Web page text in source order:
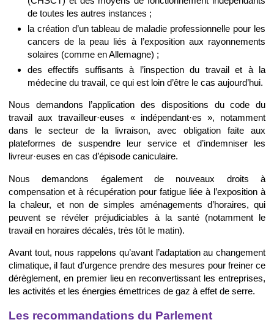
de toutes les autres instances ;
la création d’un tableau de maladie professionnelle pour les
cancers de la peau liés à l’exposition aux rayonnements
solaires (comme en Allemagne) ;
des effectifs suffisants à l’inspection du travail et à la
médecine du travail, ce qui est loin d’être le cas aujourd’hui.
Nous demandons l’application des dispositions du code du
travail aux travailleur·euses « indépendant·es », notamment
dans le secteur de la livraison, avec obligation faite aux
plateformes de suspendre leur service et d’indemniser les
livreur·euses en cas d’épisode caniculaire.
Nous demandons également de nouveaux droits à
compensation et à récupération pour fatigue liée à l’exposition à
la chaleur, et non de simples aménagements d’horaires, qui
peuvent se révéler préjudiciables à la santé (notamment le
travail en horaires décalés, très tôt le matin).
Avant tout, nous rappelons qu’avant l’adaptation au changement
climatique, il faut d’urgence prendre des mesures pour freiner ce
dérèglement, en premier lieu en reconvertissant les entreprises,
les activités et les énergies émettrices de gaz à effet de serre.
Les recommandations du Parlement